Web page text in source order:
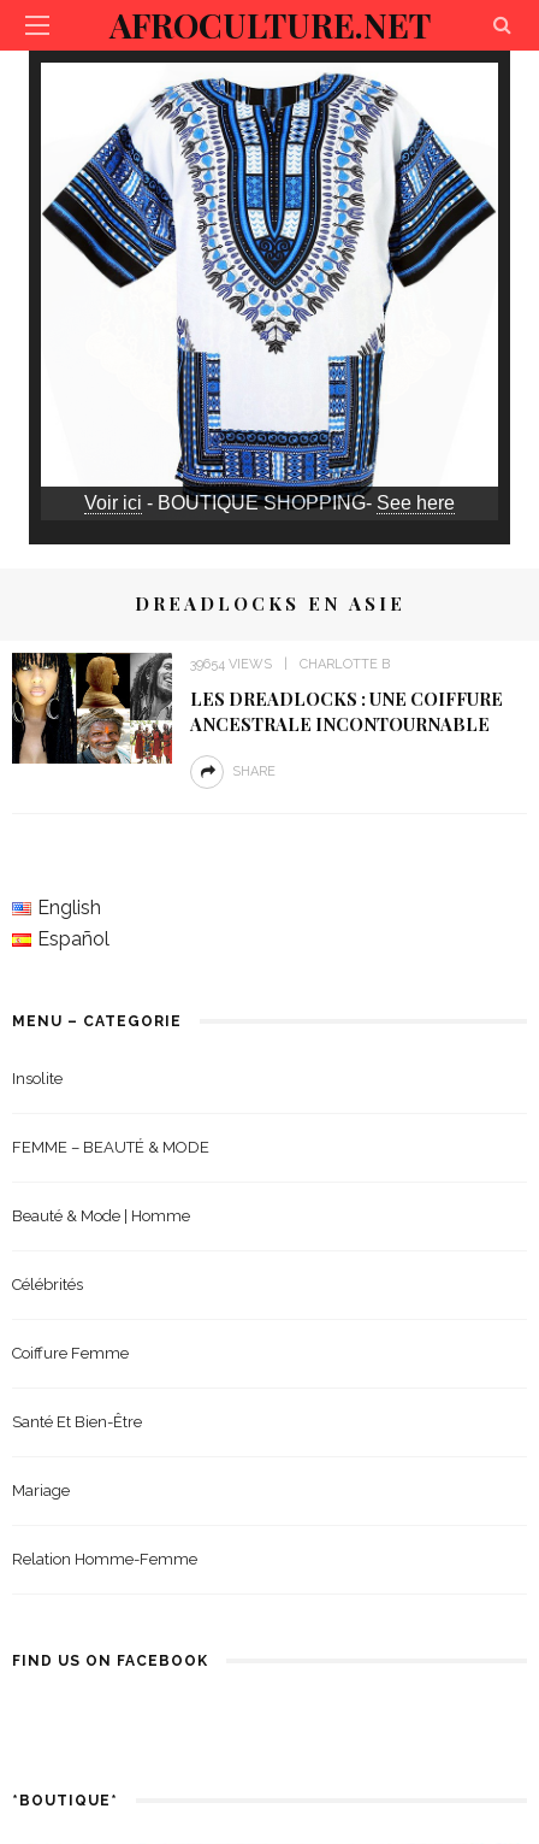
AFROCULTURE.NET
Voir ici - BOUTIQUE SHOPPING- See here
DREADLOCKS EN ASIE
39654 VIEWS CHARLOTTE B
LES DREADLOCKS : UNE COIFFURE
ANCESTRALE INCONTOURNABLE
SHARE
English
Español
MENU – CATEGORIE
Insolite
FEMME – BEAUTÉ & MODE
Beauté & Mode | Homme
Célébrités
Coiffure Femme
Santé Et Bien-Être
Mariage
Relation Homme-Femme
FIND US ON FACEBOOK
*BOUTIQUE*